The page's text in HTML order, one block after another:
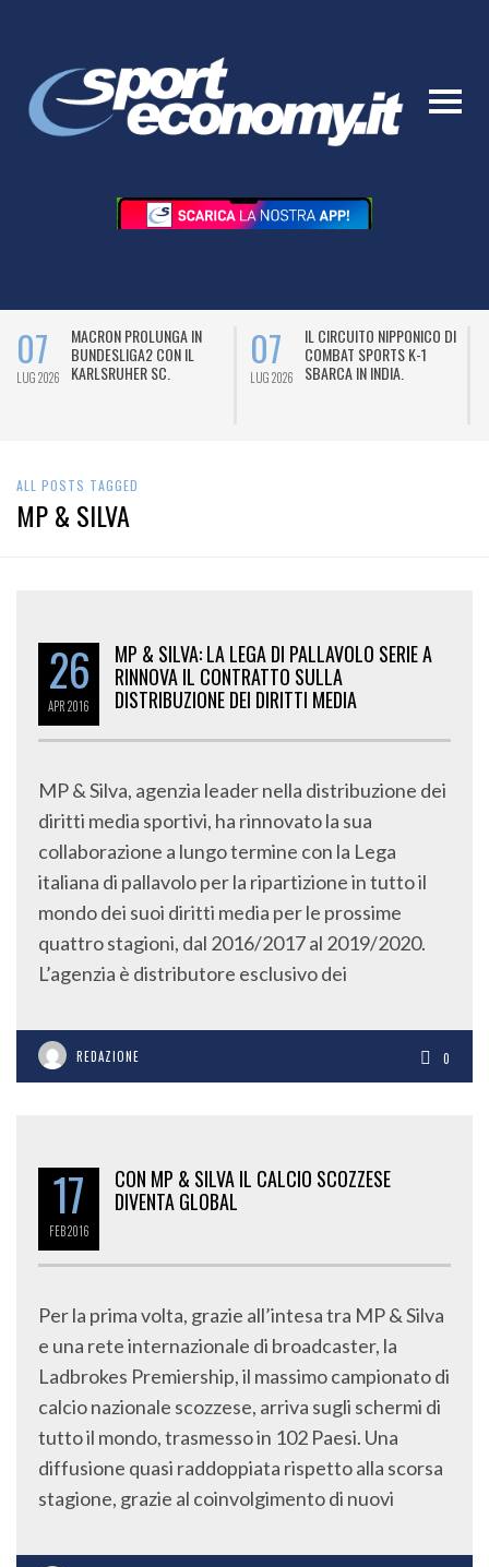
07
LUG 2026
MACRON PROLUNGA IN
BUNDESLIGA2 CON IL
KARLSRUHER SC.
07
LUG 2026
IL CIRCUITO NIPPONICO DI
COMBAT SPORTS K-1
SBARCA IN INDIA.
ALL POSTS TAGGED
MP & SILVA
26
APR2016
MP & SILVA: LA LEGA DI PALLAVOLO SERIE A
RINNOVA IL CONTRATTO SULLA
DISTRIBUZIONE DEI DIRITTI MEDIA
MP & Silva, agenzia leader nella distribuzione dei
diritti media sportivi, ha rinnovato la sua
collaborazione a lungo termine con la Lega
italiana di pallavolo per la ripartizione in tutto il
mondo dei suoi diritti media per le prossime
quattro stagioni, dal 2016/2017 al 2019/2020.
L’agenzia è distributore esclusivo dei
REDAZIONE 0
17
FEB2016
CON MP & SILVA IL CALCIO SCOZZESE
DIVENTA GLOBAL
Per la prima volta, grazie all’intesa tra MP & Silva
e una rete internazionale di broadcaster, la
Ladbrokes Premiership, il massimo campionato di
calcio nazionale scozzese, arriva sugli schermi di
tutto il mondo, trasmesso in 102 Paesi. Una
diffusione quasi raddoppiata rispetto alla scorsa
stagione, grazie al coinvolgimento di nuovi